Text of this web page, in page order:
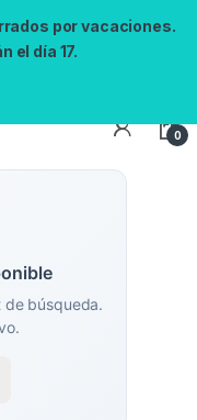
por vacaciones.
el día 17.
0
de búsqueda.